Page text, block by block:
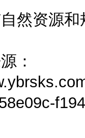
资源和
：